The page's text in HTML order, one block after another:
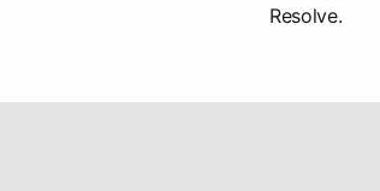
Resolve.